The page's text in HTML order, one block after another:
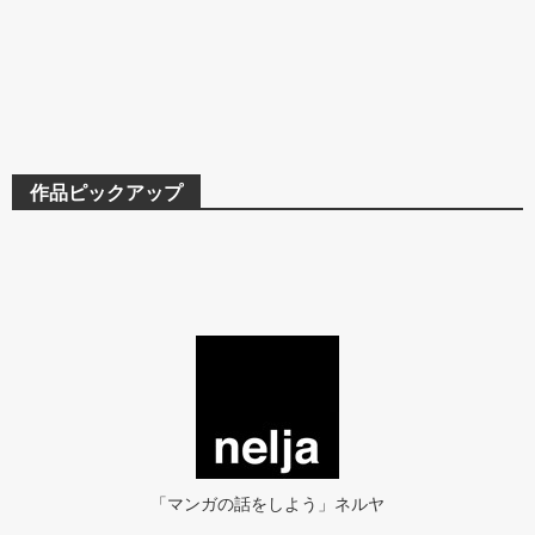
作品ピックアップ
「マンガの話をしよう」ネルヤ